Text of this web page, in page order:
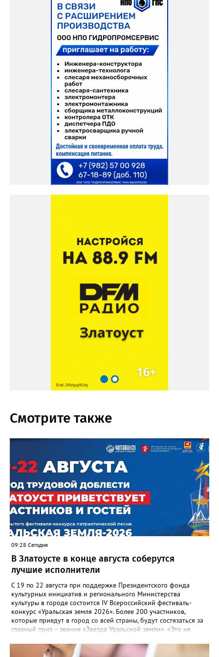
Смотрите также
09:28 Сегодня
В Златоусте в конце августа соберутся
лучшие исполнители
С 19 по 22 августа при поддержке Президентского фонда
культурных инициатив и регионального Министерства
культуры в городе состоится IV Всероссийский фестиваль-
конкурс «Уральская земля 2026». Более 200 участников,
которые приедут в город со всей страны, будут состязаться за
главный приз – звание «Звезда Уральской земли». «Это не
прослушивания участников, мастер-классы от ведущих